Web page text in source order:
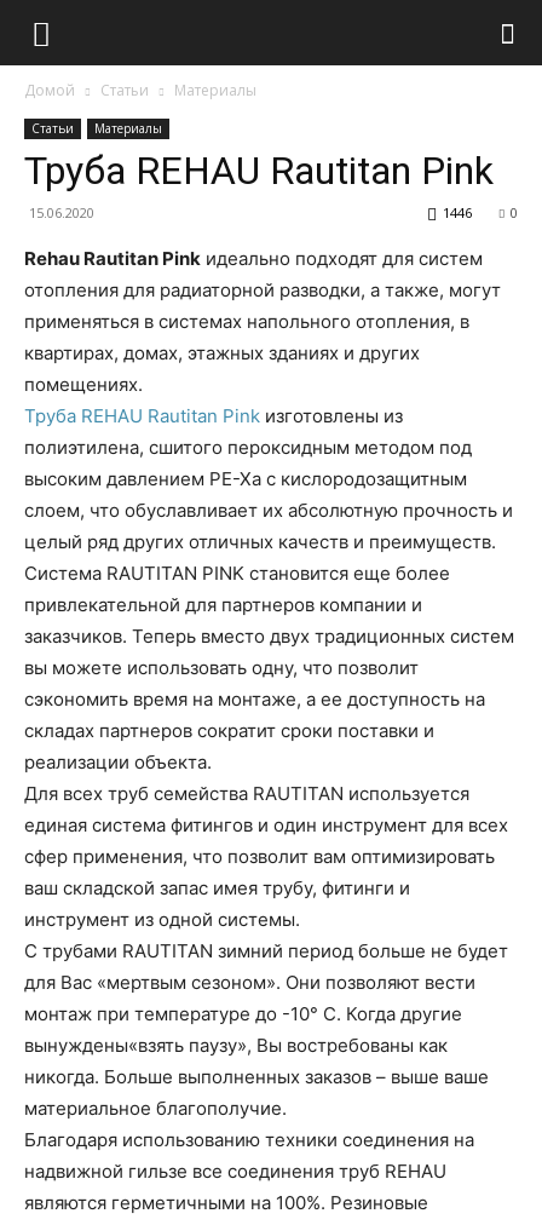
Домой Статьи Материалы
Статьи Материалы
Труба REHAU Rautitan Pink
15.06.2020 0
1446
Rehau Rautitan Pink идеально подходят для систем
отопления для радиаторной разводки, а также, могут
применяться в системах напольного отопления, в
квартирах, домах, этажных зданиях и других
помещениях.
Труба REHAU Rautitan Pink изготовлены из
полиэтилена, сшитого пероксидным методом под
высоким давлением PE-Xa с кислородозащитным
слоем, что обуславливает их абсолютную прочность и
целый ряд других отличных качеств и преимуществ.
Система RAUTITAN PINK становится еще более
привлекательной для партнеров компании и
заказчиков. Теперь вместо двух традиционных систем
вы можете использовать одну, что позволит
сэкономить время на монтаже, а ее доступность на
складах партнеров сократит сроки поставки и
реализации объекта.
Для всех труб семейства RAUTITAN используется
единая система фитингов и один инструмент для всех
сфер применения, что позволит вам оптимизировать
ваш складской запас имея трубу, фитинги и
инструмент из одной системы.
С трубами RAUTITAN зимний период больше не будет
для Вас «мертвым сезоном». Они позволяют вести
монтаж при температуре до -10° С. Когда другие
вынуждены«взять паузу», Вы востребованы как
никогда. Больше выполненных заказов – выше ваше
материальное благополучие.
Благодаря использованию техники соединения на
надвижной гильзе все соединения труб REHAU
являются герметичными на 100%. Резиновые